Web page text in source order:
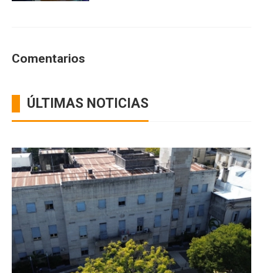
Comentarios
ÚLTIMAS NOTICIAS